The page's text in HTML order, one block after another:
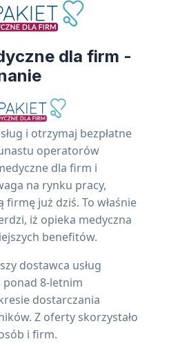
dla firm -
i otrzymaj bezpłatne
operatorów
dla firm i
na rynku pracy,
już dziś. To właśnie
iż opieka medyczna
benefitów.
dostawca usług
ponad 8-letnim
dostarczania
Z oferty skorzystało
i firm.